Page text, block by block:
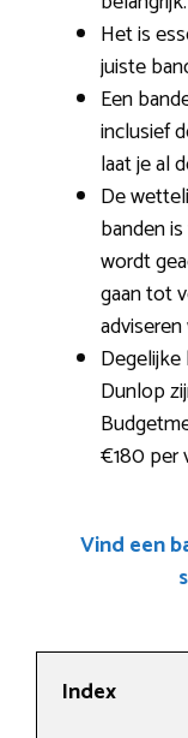
Het is
juiste
Een
inclusief
laat je al
De
banden
wordt
gaan tot
Dunlop
€180 per
Vind een
Index